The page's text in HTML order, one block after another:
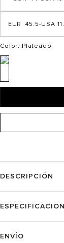
45.5
Color: Plateado
DESCRIPCIÓN
ENVÍO